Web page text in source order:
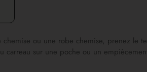
ou une robe chemise, prenez le
carreau sur une poche ou un